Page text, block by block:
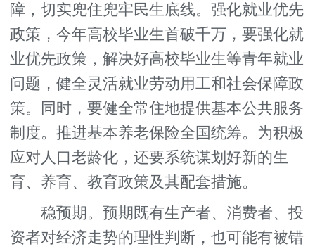
障，切实兜住兜牢民生底线。强化就业优先
政策，今年高校毕业生首破千万，要强化就
业优先政策，解决好高校毕业生等青年就业
问题，健全灵活就业劳动用工和社会保障政
策。同时，要健全常住地提供基本公共服务
制度。推进基本养老保险全国统筹。为积极
应对人口老龄化，还要系统谋划好新的生
育、养育、教育政策及其配套措施。
稳预期。预期既有生产者、消费者、投
资者对经济走势的理性判断，也可能有被错